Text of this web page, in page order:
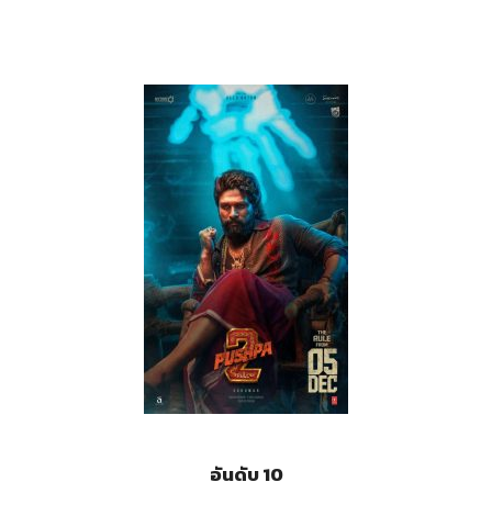
อันดับ 10